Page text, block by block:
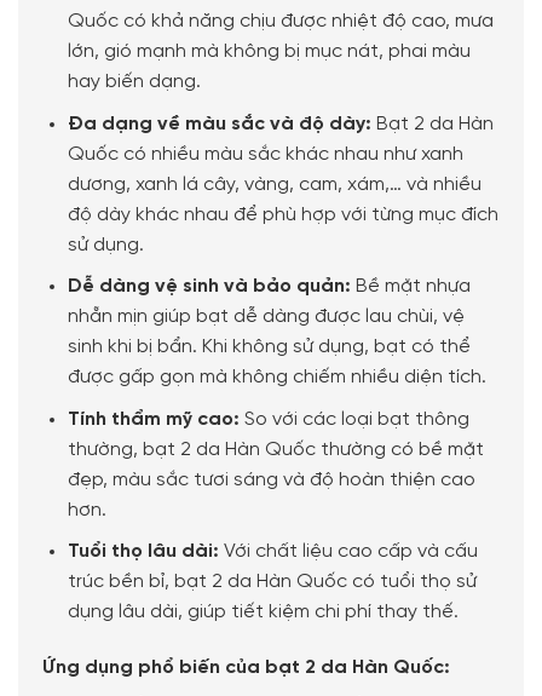
Quốc có khả năng chịu được nhiệt độ cao, mưa
lớn, gió mạnh mà không bị mục nát, phai màu
hay biến dạng.
Đa dạng về màu sắc và độ dày: Bạt 2 da Hàn
Quốc có nhiều màu sắc khác nhau như xanh
dương, xanh lá cây, vàng, cam, xám,… và nhiều
độ dày khác nhau để phù hợp với từng mục đích
sử dụng.
Dễ dàng vệ sinh và bảo quản: Bề mặt nhựa
nhẵn mịn giúp bạt dễ dàng được lau chùi, vệ
sinh khi bị bẩn. Khi không sử dụng, bạt có thể
được gấp gọn mà không chiếm nhiều diện tích.
Tính thẩm mỹ cao: So với các loại bạt thông
thường, bạt 2 da Hàn Quốc thường có bề mặt
đẹp, màu sắc tươi sáng và độ hoàn thiện cao
hơn.
Tuổi thọ lâu dài: Với chất liệu cao cấp và cấu
trúc bền bỉ, bạt 2 da Hàn Quốc có tuổi thọ sử
dụng lâu dài, giúp tiết kiệm chi phí thay thế.
Ứng dụng phổ biến của bạt 2 da Hàn Quốc: